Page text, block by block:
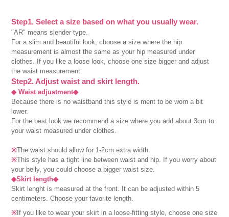
Step1. Select a size based on what you usually wear.
"AR" means slender type.
For a slim and beautiful look, choose a size where the hip
measurement is almost the same as your hip measured under
clothes. If you like a loose look, choose one size bigger and adjust
the waist measurement.
Step2. Adjust waist and skirt length.
◆ Waist adjustment◆
Because there is no waistband this style is ment to be worn a bit
lower.
For the best look we recommend a size where you add about 3cm to
your waist measured under clothes.
※The waist should allow for 1-2cm extra width.
※This style has a tight line between waist and hip. If you worry about
your belly, you could choose a bigger waist size.
◆Skirt length◆
Skirt lenght is measured at the front. It can be adjusted within 5
centimeters. Choose your favorite length.
※If you like to wear your skirt in a loose-fitting style, choose one size